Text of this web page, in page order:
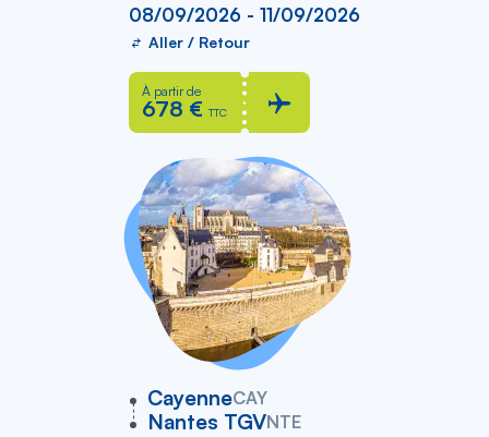
08/09/2026 - 11/09/2026
Aller / Retour
À partir de
678 € TTC
CayenneCAY
vers
Nantes TGVNTE